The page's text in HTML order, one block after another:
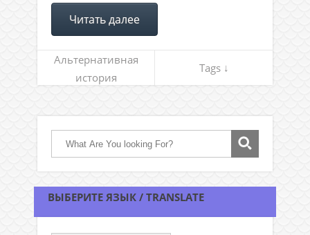
Читать далее
Альтернативная
история
Tags ↓
ВЫБЕРИТЕ ЯЗЫК / TRANSLATE